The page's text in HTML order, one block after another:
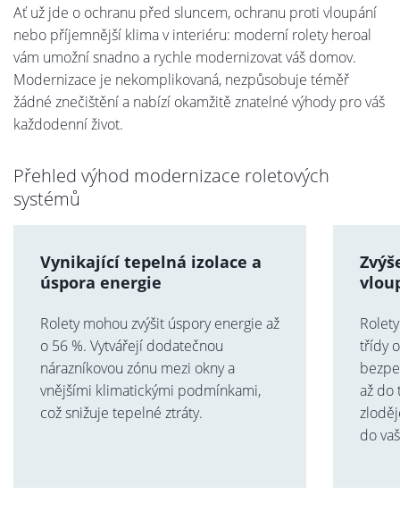
Ať už jde o ochranu před sluncem, ochranu proti vloupání
nebo příjemnější klima v interiéru: moderní rolety heroal
vám umožní snadno a rychle modernizovat váš domov.
Modernizace je nekomplikovaná, nezpůsobuje téměř
žádné znečištění a nabízí okamžitě znatelné výhody pro váš
každodenní život.
Přehled výhod modernizace roletových
systémů
Vynikající tepelná izolace a
úspora energie
Rolety mohou zvýšit úspory energie až
o 56 %. Vytvářejí dodatečnou
nárazníkovou zónu mezi okny a
vnějšími klimatickými podmínkami,
což snižuje tepelné ztráty.
třídy
až do
do